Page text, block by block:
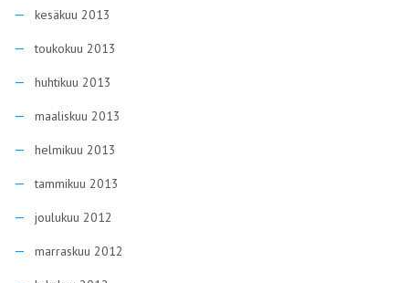
kesäkuu 2013
toukokuu 2013
huhtikuu 2013
maaliskuu 2013
helmikuu 2013
tammikuu 2013
joulukuu 2012
marraskuu 2012